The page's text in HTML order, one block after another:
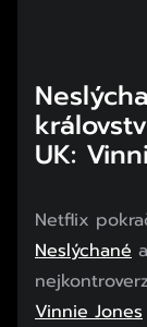
UK:
Netflix
Neslýchané
Vinnie Jones